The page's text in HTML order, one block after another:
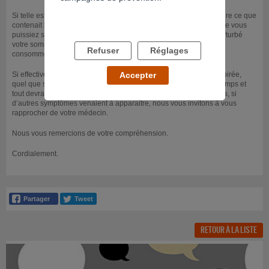
Si telle est votre demande, nous n’avons aucun moyen de vous dire ce que
contenait la cigarette que vous avez fumée. Nous comprenons que vous
puissiez supposer avoir fumé un produit psychoactif qui aurait perturbé
votre sommeil, mais le nombre de substances susceptibles d’être
consommées de cette manière est grand.
Si effectivement vous avez consommé une drogue lors de cette soirée,
quel que soit ce produit, les effets ne sont pas durables dans le temps et
tout devrait rapidement rentrer dans l’ordre. Si tel n’était pas le cas, si
d’autres symptômes venaient à apparaitre, nous vous invitons à vous
rapprocher de votre médecin.
Nous vous remercions de votre compréhension.
Cordialement.
RETOUR À LA LISTE
Refuser Réglages
Accepter